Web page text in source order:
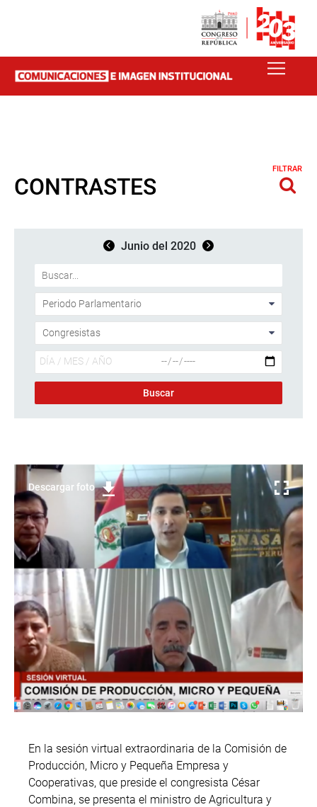
CONTRASTES
FILTRAR
Junio del 2020
Descargar foto
En la sesión virtual extraordinaria de la Comisión de
Producción, Micro y Pequeña Empresa y
Cooperativas, que preside el congresista César
Combina, se presenta el ministro de Agricultura y